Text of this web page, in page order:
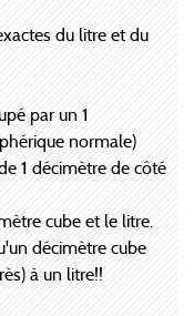
du litre et du
par un 1
normale)
1 décimètre de côté
cube et le litre.
décimètre cube
à un litre!!